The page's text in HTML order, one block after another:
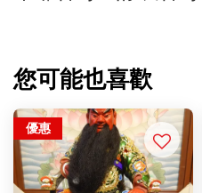
您可能也喜歡
優惠